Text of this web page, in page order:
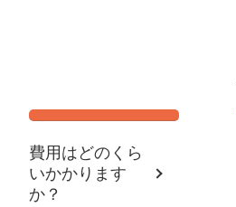
費用はどのくら
いかかります
か？